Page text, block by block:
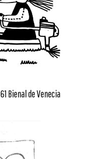
Bienal de Venecia